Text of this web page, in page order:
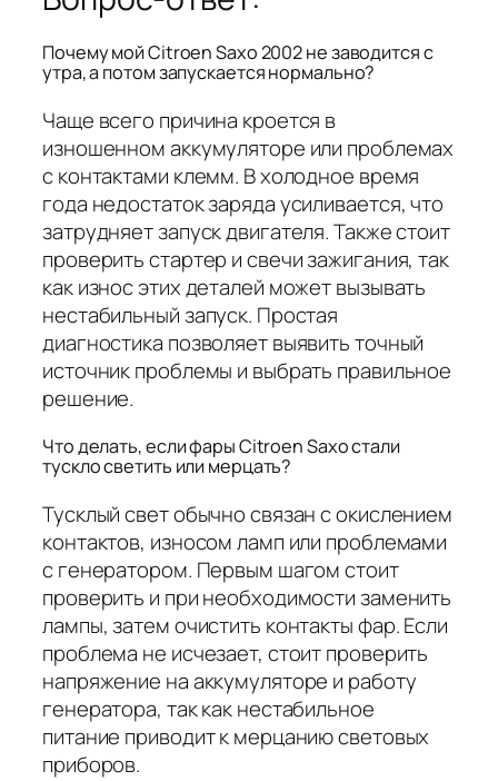
Почему мой Citroen Saxo 2002 не заводится с
утра, а потом запускается нормально?
Чаще всего причина кроется в
изношенном аккумуляторе или проблемах
с контактами клемм. В холодное время
года недостаток заряда усиливается, что
затрудняет запуск двигателя. Также стоит
проверить стартер и свечи зажигания, так
как износ этих деталей может вызывать
нестабильный запуск. Простая
диагностика позволяет выявить точный
источник проблемы и выбрать правильное
решение.
Что делать, если фары Citroen Saxo стали
тускло светить или мерцать?
Тусклый свет обычно связан с окислением
контактов, износом ламп или проблемами
с генератором. Первым шагом стоит
проверить и при необходимости заменить
лампы, затем очистить контакты фар. Если
проблема не исчезает, стоит проверить
напряжение на аккумуляторе и работу
генератора, так как нестабильное
питание приводит к мерцанию световых
приборов.